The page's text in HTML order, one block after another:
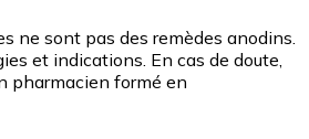
ne sont pas des remèdes anodins.
et indications. En cas de doute,
pharmacien formé en